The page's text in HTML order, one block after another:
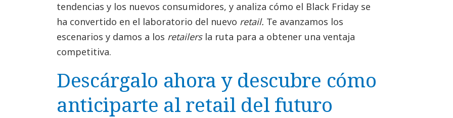
tendencias y los nuevos consumidores, y analiza cómo el Black Friday se
ha convertido en el laboratorio del nuevo retail. Te avanzamos los
escenarios y damos a los retailersla ruta para a obtener una ventaja
competitiva.
Descárgalo ahora y descubre cómo
anticiparte al retail del futuro